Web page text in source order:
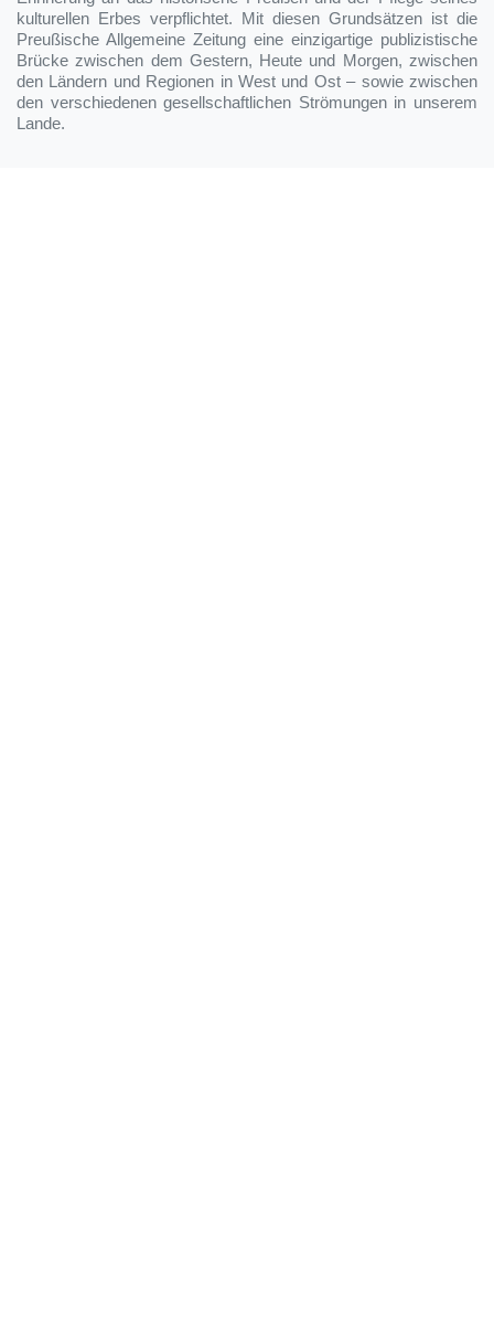
kulturellen Erbes verpflichtet. Mit diesen Grundsätzen ist die
Preußische Allgemeine Zeitung eine einzigartige publizistische
Brücke zwischen dem Gestern, Heute und Morgen, zwischen
den Ländern und Regionen in West und Ost – sowie zwischen
den verschiedenen gesellschaftlichen Strömungen in unserem
Lande.